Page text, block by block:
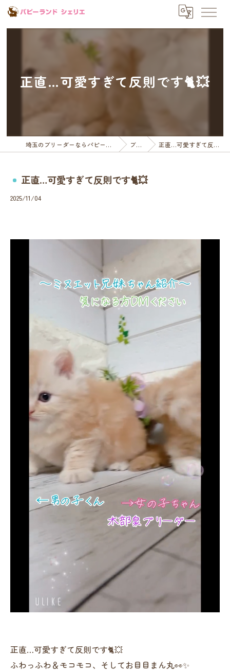
正直…可愛すぎて反則です🐈💥
埼玉のブリーダーならパピーランドシェリエ ブログ 正直…可愛すぎて反則です🐈💥
正直…可愛すぎて反則です🐈💥
2025/11/04
正直…可愛すぎて反則です🐈💥
ふわっふわ＆モコモコ、そしてお目目まん丸👀✨